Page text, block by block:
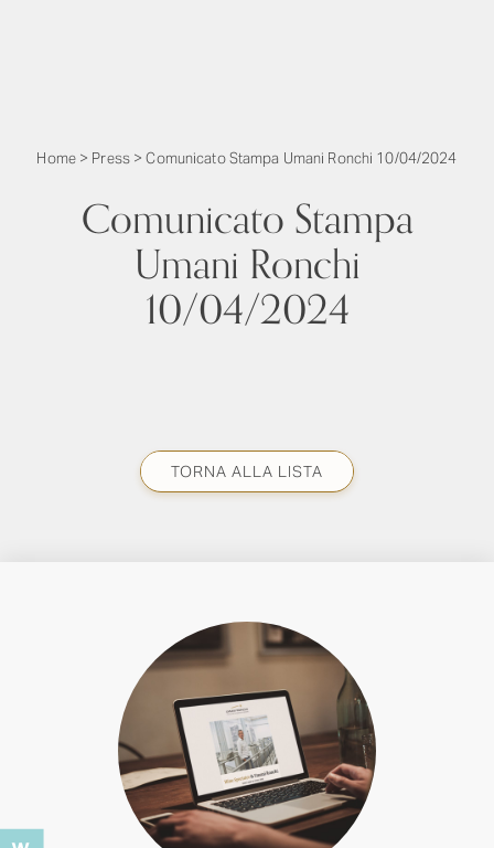
Home> Press>Comunicato Stampa Umani Ronchi 10/04/2024
Comunicato Stampa
Umani Ronchi
10/04/2024
TORNA ALLA LISTA